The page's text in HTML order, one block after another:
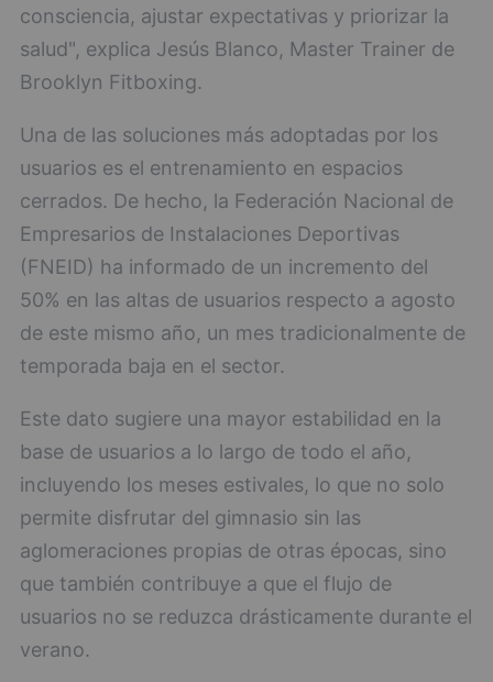
consciencia, ajustar expectativas y priorizar la
salud", explica Jesús Blanco, Master Trainer de
Brooklyn Fitboxing.
Una de las soluciones más adoptadas por los
usuarios es el entrenamiento en espacios
cerrados. De hecho, la Federación Nacional de
Empresarios de Instalaciones Deportivas
(FNEID) ha informado de un incremento del
50% en las altas de usuarios respecto a agosto
de este mismo año, un mes tradicionalmente de
temporada baja en el sector.
Este dato sugiere una mayor estabilidad en la
base de usuarios a lo largo de todo el año,
incluyendo los meses estivales, lo que no solo
permite disfrutar del gimnasio sin las
aglomeraciones propias de otras épocas, sino
que también contribuye a que el flujo de
usuarios no se reduzca drásticamente durante el
verano.